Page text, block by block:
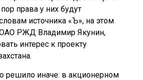
права у них будут
источника «Ъ», на этом
ОАО РЖД Владимир Якунин,
интерес к проекту
решило иначе: в акционерном